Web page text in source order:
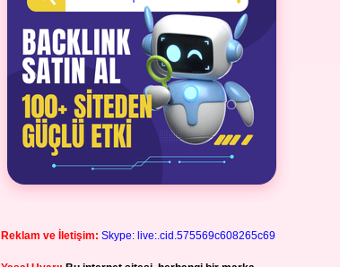
Reklam ve İletişim: Skype: live:.cid.575569c608265c69